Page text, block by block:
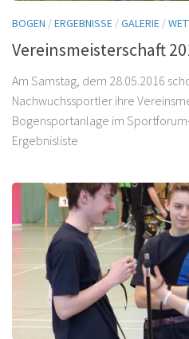
BOGEN /ERGEBNISSE /GALERIE /
Vereinsmeisterschaft
Am Samstag, dem 28.05.2016
Nachwuchssportler ihre
Bogensportanlage im
Ergebnisliste